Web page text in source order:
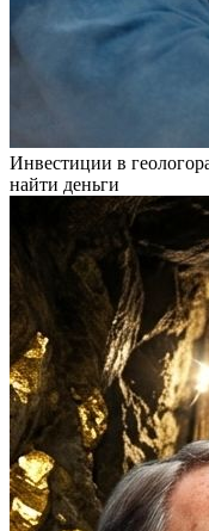
Инвестиции в
найти деньги